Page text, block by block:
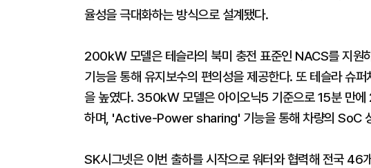
율성을 극대화하는 방식으로 설계됐다.
200㎾ 모델은 테슬라의 북미 충전 표준인 NACS를 지원
기능을 통해 유지보수의 편의성을 제공한다. 또 테슬라 슈
을 높였다. 350㎾ 모델은 아이오닉5 기준으로 15분 만
하며, 'Active-Power sharing' 기능을 통해 차량의 SoC
SK시그넷은 이번 출하를 시작으로 워터와 협력해 전국